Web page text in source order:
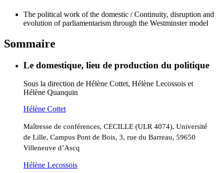
The political work of the domestic / Continuity, disruption and
evolution of parliamentarism through the Westminster model
Sommaire
Le domestique, lieu de production du politique
Sous la direction de Hélène Cottet, Hélène Lecossois et
Hélène Quanquin
Hélène Cottet
Maîtresse de conférences, CECILLE (ULR 4074), Université
de Lille, Campus Pont de Bois, 3, rue du Barreau, 59650
Villeneuve d’Ascq
Hélène Lecossois